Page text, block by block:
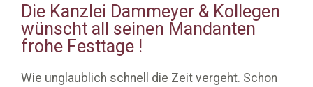
Die Kanzlei Dammeyer & Kollegen
wünscht all seinen Mandanten
frohe Festtage !
Wie unglaublich schnell die Zeit vergeht. Schon